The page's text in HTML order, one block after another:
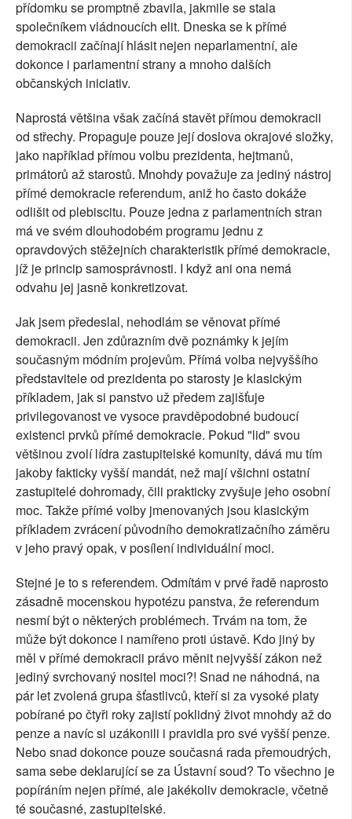
přídomku se promptně zbavila, jakmile se stala
společníkem vládnoucích elit. Dneska se k přímé
demokracii začínají hlásit nejen neparlamentní, ale
dokonce i parlamentní strany a mnoho dalších
občanských iniciativ.
Naprostá většina však začíná stavět přímou demokracii
od střechy. Propaguje pouze její doslova okrajové složky,
jako například přímou volbu prezidenta, hejtmanů,
primátorů až starostů. Mnohdy považuje za jediný nástroj
přímé demokracie referendum, aniž ho často dokáže
odlišit od plebiscitu. Pouze jedna z parlamentních stran
má ve svém dlouhodobém programu jednu z
opravdových stěžejních charakteristik přímé demokracie,
jíž je princip samosprávnosti. I když ani ona nemá
odvahu jej jasně konkretizovat.
Jak jsem předeslal, nehodlám se věnovat přímé
demokracii. Jen zdůrazním dvě poznámky k jejím
současným módním projevům. Přímá volba nejvyššího
představitele od prezidenta po starosty je klasickým
příkladem, jak si panstvo už předem zajišťuje
privilegovanost ve vysoce pravděpodobné budoucí
existenci prvků přímé demokracie. Pokud "lid" svou
většinou zvolí lídra zastupitelské komunity, dává mu tím
jakoby fakticky vyšší mandát, než mají všichni ostatní
zastupitelé dohromady, čili prakticky zvyšuje jeho osobní
moc. Takže přímé volby jmenovaných jsou klasickým
příkladem zvrácení původního demokratizačního záměru
v jeho pravý opak, v posílení individuální moci.
Stejné je to s referendem. Odmítám v prvé řadě naprosto
zásadně mocenskou hypotézu panstva, že referendum
nesmí být o některých problémech. Trvám na tom, že
může být dokonce i namířeno proti ústavě. Kdo jiný by
měl v přímé demokracii právo měnit nejvyšší zákon než
jediný svrchovaný nositel moci?! Snad ne náhodná, na
pár let zvolená grupa šťastlivců, kteří si za vysoké platy
pobírané po čtyři roky zajistí poklidný život mnohdy až do
penze a navíc si uzákonili i pravidla pro své vyšší penze.
Nebo snad dokonce pouze současná rada přemoudrých,
sama sebe deklarující se za Ústavní soud? To všechno je
popíráním nejen přímé, ale jakékoliv demokracie, včetně
té současné, zastupitelské.